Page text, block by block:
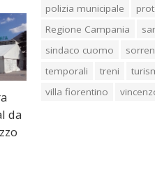
da
polizia municipale
Regione Campania
sindaco cuomo
temporali
treni
villa fiorentino